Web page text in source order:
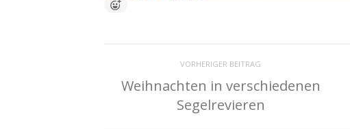
VORHERIGER BEITRAG
Weihnachten in verschiedenen
Segelrevieren